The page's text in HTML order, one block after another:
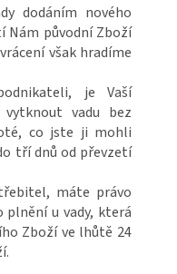
dodáním nového
Nám původní Zboží
však hradíme
je Vaší
vadu bez
co jste ji mohli
tří dnů od převzetí
máte právo
u vady, která
Zboží ve lhůtě 24